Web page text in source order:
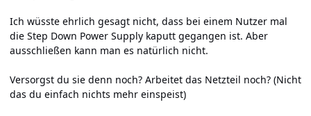
Ich wüsste ehrlich gesagt nicht, dass bei einem Nutzer mal
die Step Down Power Supply kaputt gegangen ist. Aber
ausschließen kann man es natürlich nicht.
Versorgst du sie denn noch? Arbeitet das Netzteil noch? (Nicht
das du einfach nichts mehr einspeist)